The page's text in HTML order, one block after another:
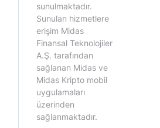
sunulmaktadır.
Sunulan hizmetlere
erişim Midas
Finansal Teknolojiler
A.Ş. tarafından
sağlanan Midas ve
Midas Kripto mobil
uygulamaları
üzerinden
sağlanmaktadır.